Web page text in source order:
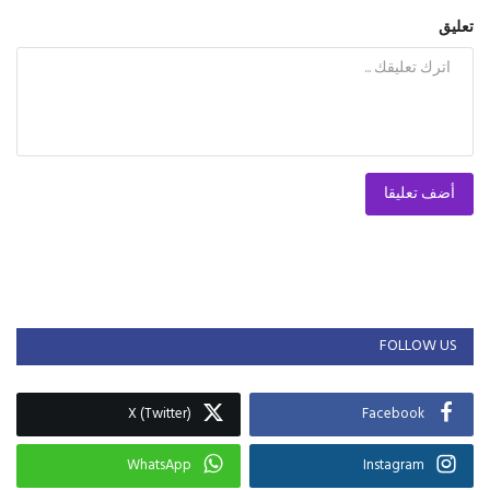
تعليق
أضف تعليقا
FOLLOW US
Facebook
X (Twitter)
Instagram
WhatsApp